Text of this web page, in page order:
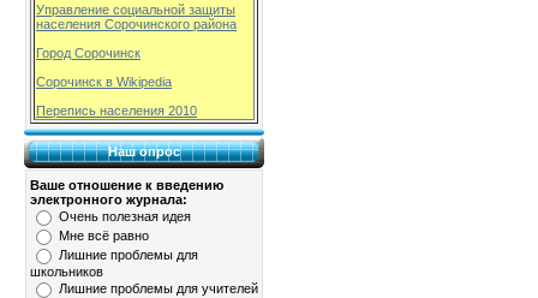
Управление социальной защиты
населения Сорочинского района
Город Сорочинск
Сорочинск в Wikipedia
Перепись населения 2010
Наш опрос
Ваше отношение к введению
электронного журнала:
Очень полезная идея
Мне всё равно
Лишние проблемы для
школьников
Лишние проблемы для учителей